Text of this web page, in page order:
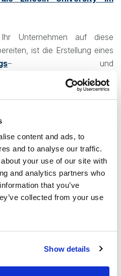
content and ads, to
and to analyse our traffic.
your use of our site with
and analytics partners who
that you’ve
collected from your use
Show details
Unternehmen auf diese
ist die Erstellung eines
– und
Ein wesentlicher Bestandteil
dass Sie trotz
Datenbeschädigung
Geschäftsdaten haben, die
Ihre kritischen Dateien
arbeiten oder im schlimmsten
durchzuführen, ist
Ihr Unternehmen solche
versuchte Cyberangriffe
einschließlich des